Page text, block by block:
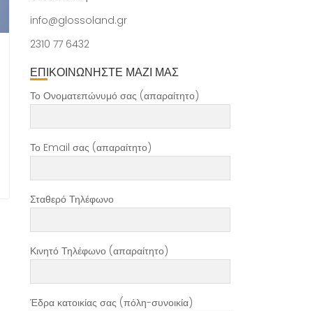
info@glossoland.gr
2310 77 6432
ΕΠΙΚΟΙΝΩΝΗΣΤΕ ΜΑΖΙ ΜΑΣ
Το Ονοματεπώνυμό σας (απαραίτητο)
Το Email σας (απαραίτητο)
Σταθερό Τηλέφωνο
Κινητό Τηλέφωνο (απαραίτητο)
Έδρα κατοικίας σας (πόλη-συνοικία)